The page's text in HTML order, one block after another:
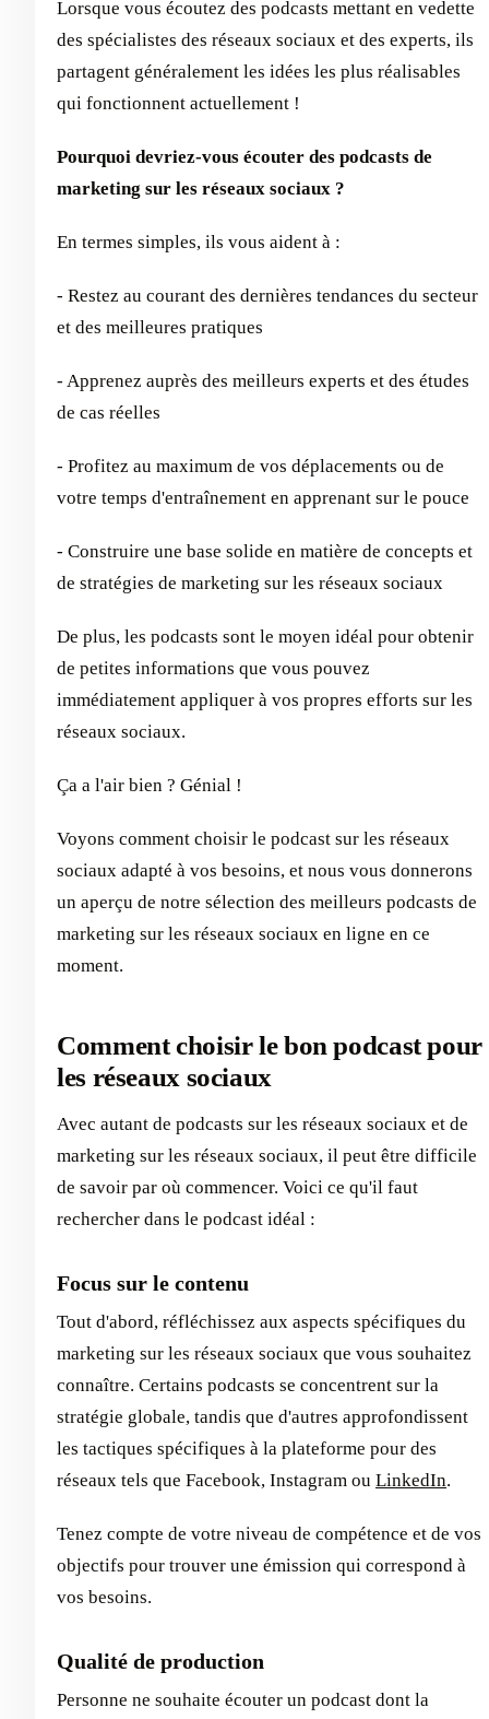
Lorsque vous écoutez des podcasts mettant en vedette
des spécialistes des réseaux sociaux et des experts, ils
partagent généralement les idées les plus réalisables
qui fonctionnent actuellement !
Pourquoi devriez-vous écouter des podcasts de
marketing sur les réseaux sociaux ?
En termes simples, ils vous aident à :
- Restez au courant des dernières tendances du secteur
et des meilleures pratiques
- Apprenez auprès des meilleurs experts et des études
de cas réelles
- Profitez au maximum de vos déplacements ou de
votre temps d'entraînement en apprenant sur le pouce
- Construire une base solide en matière de concepts et
de stratégies de marketing sur les réseaux sociaux
De plus, les podcasts sont le moyen idéal pour obtenir
de petites informations que vous pouvez
immédiatement appliquer à vos propres efforts sur les
réseaux sociaux.
Ça a l'air bien ? Génial !
Voyons comment choisir le podcast sur les réseaux
sociaux adapté à vos besoins, et nous vous donnerons
un aperçu de notre sélection des meilleurs podcasts de
marketing sur les réseaux sociaux en ligne en ce
moment.
Comment choisir le bon podcast pour
les réseaux sociaux
Avec autant de podcasts sur les réseaux sociaux et de
marketing sur les réseaux sociaux, il peut être difficile
de savoir par où commencer. Voici ce qu'il faut
rechercher dans le podcast idéal :
Focus sur le contenu
Tout d'abord, réfléchissez aux aspects spécifiques du
marketing sur les réseaux sociaux que vous souhaitez
connaître. Certains podcasts se concentrent sur la
stratégie globale, tandis que d'autres approfondissent
les tactiques spécifiques à la plateforme pour des
réseaux tels que Facebook, Instagram ou LinkedIn.
Tenez compte de votre niveau de compétence et de vos
objectifs pour trouver une émission qui correspond à
vos besoins.
Qualité de production
Personne ne souhaite écouter un podcast dont la